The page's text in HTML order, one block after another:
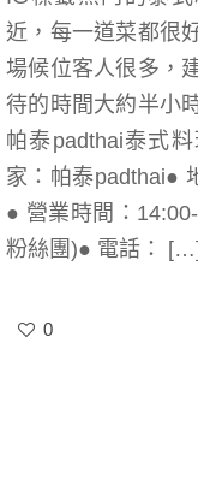
近，每一道菜都很
場候位客人很多，
待的時間大約半小
帕泰padthai泰式
家：帕泰padthai●
● 營業時間：
粉絲團)● 電話： […]
0